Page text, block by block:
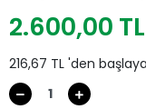
2.600,00 TL
216,67 TL 'den